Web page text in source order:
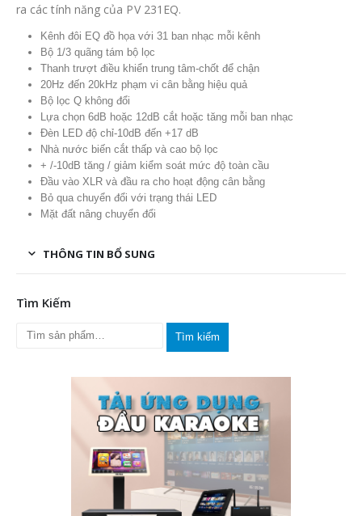
ra các tính năng của PV 231EQ.
Kênh đôi EQ đồ họa với 31 ban nhạc mỗi kênh
Bộ 1/3 quãng tám bộ lọc
Thanh trượt điều khiển trung tâm-chốt để chận
20Hz đến 20kHz phạm vi cân bằng hiệu quả
Bộ lọc Q không đổi
Lựa chọn 6dB hoặc 12dB cắt hoặc tăng mỗi ban nhạc
Đèn LED độ chỉ-10dB đến +17 dB
Nhà nước biến cắt thấp và cao bộ lọc
+ /-10dB tăng / giảm kiểm soát mức độ toàn cầu
Đầu vào XLR và đầu ra cho hoạt động cân bằng
Bỏ qua chuyển đổi với trạng thái LED
Mặt đất nâng chuyển đổi
THÔNG TIN BỔ SUNG
Tìm Kiếm
Tìm kiếm